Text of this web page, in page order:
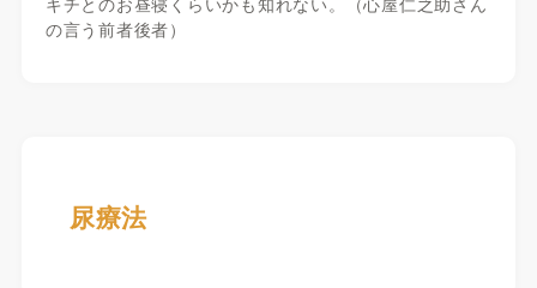
の言う前者後者）
尿療法